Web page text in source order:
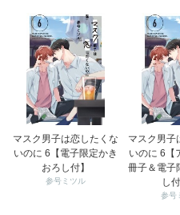
マスク男子は恋したくな
いのに 6【電子限定かき
おろし付】
参号ミツル
マスク男子
いのに 6【
冊子＆電子
し
参号